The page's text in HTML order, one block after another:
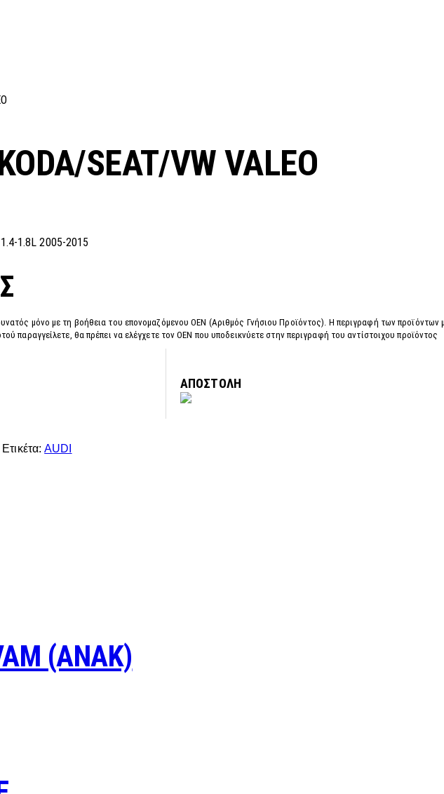
SEAT/VW VALEO
1.8L 2005-2015
μόνο με τη βοήθεια του επονομαζόμενου OEN (Αριθμός Γνήσιου Προϊόντος). Η περιγραφή των προϊόντων
παραγγείλετε, θα πρέπει να ελέγχετε τον OEN που υποδεικνύετε στην περιγραφή του αντίστοιχου προϊόντος
ΑΠΟΣΤΟΛΗ
Ετικέτα:AUDI
(ANAK)